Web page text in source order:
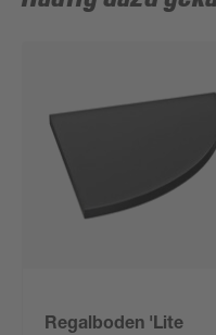
Regalboden 'Lite